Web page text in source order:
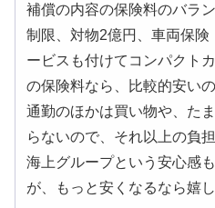
補償の内容の保険料のバラ
制限、対物2億円、車両保
ービスも付けてコンパクト
の保険料なら、比較的安い
通勤のほかは買い物や、た
らないので、それ以上の負
海上グループという安心感
が、もっと安くなるなら嬉し